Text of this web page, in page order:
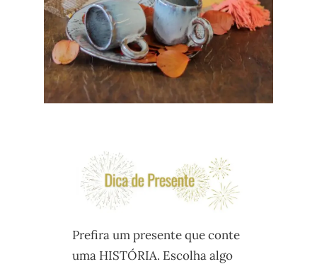
Prefira um presente que conte
uma HISTÓRIA. Escolha algo